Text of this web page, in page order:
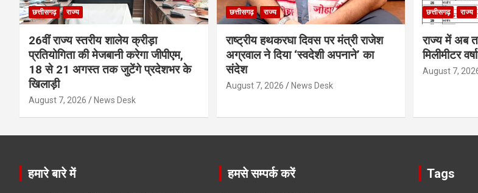
छत्तीसगढ़ राज्य
26वीं राज्य स्तरीय शालेय क्रीड़ा
प्रतियोगिता की मेजबानी करेगा जीपीएम,
18 से 21 अगस्त तक जुटेंगे प्रदेशभर के
खिलाड़ी
August 7, 2026 News Desk
छत्तीसगढ़ राज्य
राष्ट्रीय हथकरघा दिवस पर मंत्री राजेश
अग्रवाल ने दिया ‘स्वदेशी अपनाने’ का
संदेश
August 7, 2026 News Desk
छत्तीसगढ़ राज्य
राज्य में
मिलीमीटर
August 7,
हमारे बारे में हमसे सम्पर्क करें Tags